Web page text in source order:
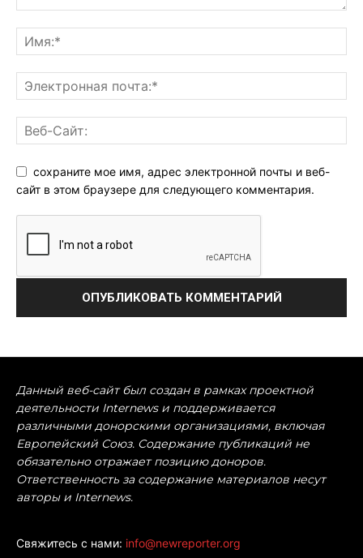
сохраните мое имя, адрес электронной почты и веб-
сайт в этом браузере для следующего комментария.
Данный веб-сайт был создан в рамках проектной
деятельности Internews и поддерживается
различными донорскими организациями, включая
Европейский Союз. Содержание публикаций не
обязательно отражает позицию доноров.
Ответственность за содержание материалов несут
авторы и Internews.
Свяжитесь с нами: info@newreporter.org